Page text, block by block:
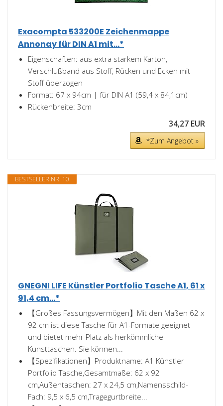
Exacompta 533200E Zeichenmappe
Annonay für DIN A1 mit...*
Eigenschaften: aus extra starkem Karton,
Verschlußband aus Stoff, Rücken und Ecken mit
Stoff überzogen
Format: 67 x 94cm | für DIN A1 (59,4 x 84,1cm)
Rückenbreite: 3cm
34,27 EUR
*Zum Angebot »
BESTSELLER NR. 10
GNEGNI LIFE Künstler Portfolio Tasche A1, 61 x
91,4 cm...*
【Großes Fassungsvermögen】Mit den Maßen 62 x
92 cm ist diese Tasche für A1-Formate geeignet
und bietet mehr Platz als herkömmliche
Kunsttaschen. Sie können...
【Spezifikationen】Produktname: A1 Künstler
Portfolio Tasche,Gesamtmaße: 62 x 92
cm,Außentaschen: 27 x 24,5 cm,Namensschild-
Fach: 9,5 x 6,5 cm,Tragegurtbreite...